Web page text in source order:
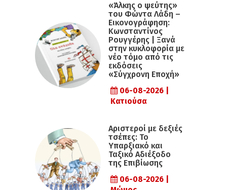
«Άλκης ο ψεύτης»
του Φώντα Λάδη –
Εικονογράφηση:
Κωνσταντίνος
Ρουγγέρης | Ξανά
στην κυκλοφορία με
νέο τόμο από τις
εκδόσεις
«Σύγχρονη Εποχή»
06-08-2026 |
Κατιούσα
Αριστεροί με δεξιές
τσέπες: Το
Υπαρξιακό και
Ταξικό Αδιέξοδο
της Επιβίωσης
06-08-2026 |